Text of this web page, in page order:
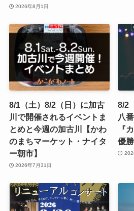
2026年8月1日
8/1（土）8/2（日）に加古
川で開催されるイベントま
とめと今週の加古川【かわ
のまちマーケット・ナイタ
ー朝市】
2026年7月31日
8/2
八
『
優